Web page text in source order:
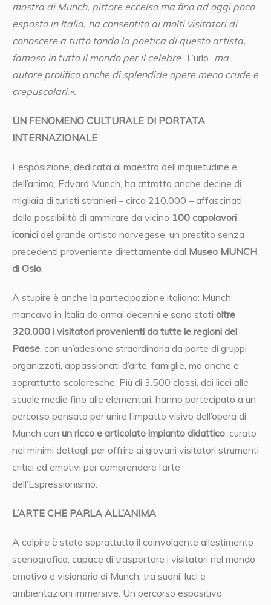
mostra di Munch, pittore eccelso ma fino ad oggi poco
esposto in Italia, ha consentito ai molti visitatori di
conoscere a tutto tondo la poetica di questo artista,
famoso in tutto il mondo per il celebre“L’urlo” ma
autore prolifico anche di splendide opere meno crude e
crepuscolari.».
UN FENOMENO CULTURALE DI PORTATA
INTERNAZIONALE
L’esposizione, dedicata al maestro dell’inquietudine e
dell’anima, Edvard Munch, ha attratto anche decine di
migliaia di turisti stranieri – circa 210.000 – affascinati
dalla possibilità di ammirare da vicino 100 capolavori
iconici del grande artista norvegese, un prestito senza
precedenti proveniente direttamente dal Museo MUNCH
di Oslo.
A stupire è anche la partecipazione italiana: Munch
mancava in Italia da ormai decenni e sono stati oltre
320.000 i visitatori provenienti da tutte le regioni del
Paese, con un’adesione straordinaria da parte di gruppi
organizzati, appassionati d’arte, famiglie, ma anche e
soprattutto scolaresche. Più di 3.500 classi, dai licei alle
scuole medie fino alle elementari, hanno partecipato a un
percorso pensato per unire l’impatto visivo dell’opera di
Munch con un ricco e articolato impianto didattico, curato
nei minimi dettagli per offrire ai giovani visitatori strumenti
critici ed emotivi per comprendere l’arte
dell’Espressionismo.
L’ARTE CHE PARLA ALL’ANIMA
A colpire è stato soprattutto il coinvolgente allestimento
scenografico, capace di trasportare i visitatori nel mondo
emotivo e visionario di Munch, tra suoni, luci e
ambientazioni immersive. Un percorso espositivo